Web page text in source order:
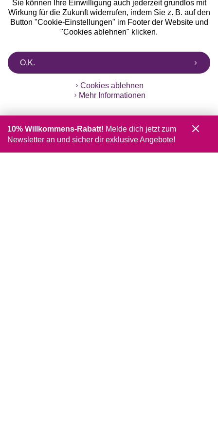
Sie können Ihre Einwilligung auch jederzeit grundlos mit
Wirkung für die Zukunft widerrufen, indem Sie z. B. auf den
Button "Cookie-Einstellungen" im Footer der Website und
"Cookies ablehnen" klicken.
O.K.
Cookies ablehnen
Mehr Informationen
10% Willkommens-Rabatt! Melde dich jetzt zum
Newsletter an und sicher dir exklusive Angebote!